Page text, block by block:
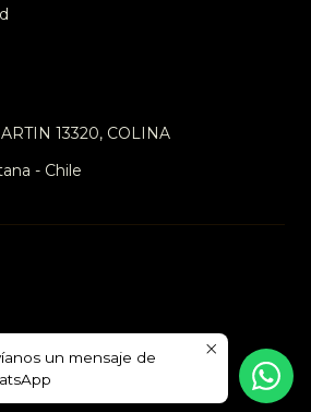
13320, COLINA
- Chile
.
Desarrollado por
un mensaje de